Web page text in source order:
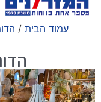
עמוד הבית /